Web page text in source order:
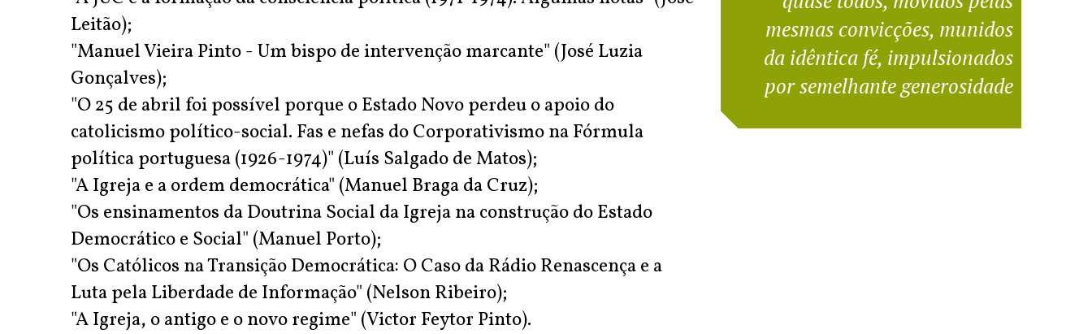
Leitão);
"Manuel Vieira Pinto - Um bispo de intervenção marcante" (José Luzia
Gonçalves);
"O 25 de abril foi possível porque o Estado Novo perdeu o apoio do
catolicismo político-social. Fas e nefas do Corporativismo na Fórmula
política portuguesa (1926-1974)" (Luís Salgado de Matos);
"A Igreja e a ordem democrática" (Manuel Braga da Cruz);
"Os ensinamentos da Doutrina Social da Igreja na construção do Estado
Democrático e Social" (Manuel Porto);
"Os Católicos na Transição Democrática: O Caso da Rádio Renascença e a
Luta pela Liberdade de Informação" (Nelson Ribeiro);
"A Igreja, o antigo e o novo regime" (Victor Feytor Pinto).
mesmas convicções, munidos
da idêntica fé, impulsionados
por semelhante generosidade